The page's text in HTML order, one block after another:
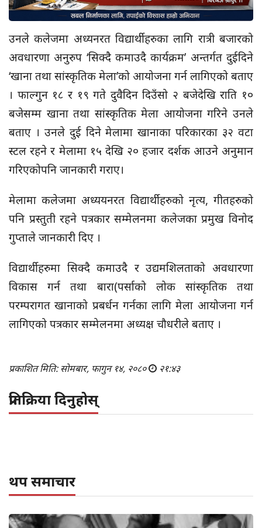
उनले कलेजमा अध्यनरत विद्यार्थीहरुका लागि रात्री बजारको
अवधारणा अनुरुप ‘सिक्दै कमाउदै कार्यक्रम’ अन्तर्गत दुईदिने
‘खाना तथा सांस्कृतिक मेला’को आयोजना गर्न लागिएको बताए
। फाल्गुन १८ र १९ गते दुवैदिन दिउँसो २ बजेदेखि राति १०
बजेसम्म खाना तथा सांस्कृतिक मेला आयोजना गरिने उनले
बताए । उनले दुई दिने मेलामा खानाका परिकारका ३२ वटा
स्टल रहने र मेलामा १५ देखि २० हजार दर्शक आउने अनुमान
गरिएकोपनि जानकारी गराए।
मेलामा कलेजमा अध्ययनरत विद्यार्थीहरुको नृत्य, गीतहरुको
पनि प्रस्तुती रहने पत्रकार सम्मेलनमा कलेजका प्रमुख विनोद
गुप्ताले जानकारी दिए ।
विद्यार्थीहरुमा सिक्दै कमाउदै र उद्यमशिलताको अवधारणा
विकास गर्न तथा बारा(पर्साको लोक सांस्कृतिक तथा
परम्परागत खानाको प्रबर्धन गर्नका लागि मेला आयोजना गर्न
लागिएको पत्रकार सम्मेलनमा अध्यक्ष चौधरीले बताए ।
प्रकाशित मिति: सोमबार, फागुन १४, २०८० २१:४३
प्रतिक्रिया दिनुहोस्
थप समाचार